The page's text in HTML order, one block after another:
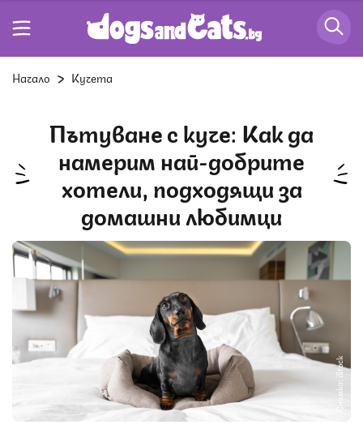
Начало Кучета
Пътуване с куче: Как да
намерим най-добрите
хотели, подходящи за
домашни любимци
Снимка: iStock